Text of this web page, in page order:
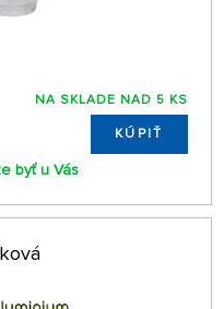
NA SKLADE NAD 5 KS
KÚPIŤ
byť u Vás